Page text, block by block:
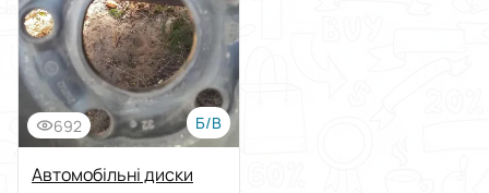
Ціна
Від
Стан
692 Б/В
Автомобільні диски